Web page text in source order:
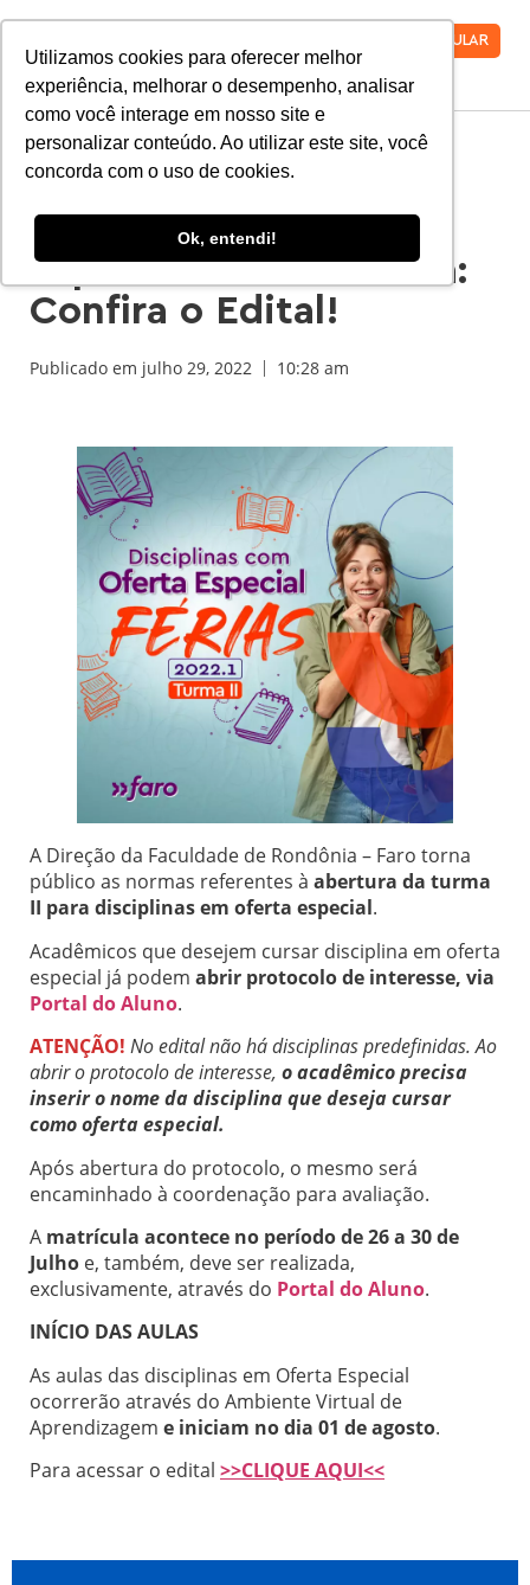
Utilizamos cookies para oferecer melhor
experiência, melhorar o desempenho, analisar
como você interage em nosso site e
personalizar conteúdo. Ao utilizar este site, você
concorda com o uso de cookies.
Ok, entendi!
VESTIBULAR
Disciplinas Online
Ganham Nova Oferta
Especial Sob Demanda:
Confira o Edital!
Publicado em julho 29, 2022 10:28 am
A Direção da Faculdade de Rondônia – Faro torna
público as normas referentes à abertura da turma
II para disciplinas em oferta especial.
Acadêmicos que desejem cursar disciplina em oferta
especial já podem abrir protocolo de interesse, via
Portal do Aluno.
ATENÇÃO! No edital não há disciplinas predefinidas. Ao
abrir o protocolo de interesse, o acadêmico precisa
inserir o nome da disciplina que deseja cursar
como oferta especial.
Após abertura do protocolo, o mesmo será
encaminhado à coordenação para avaliação.
A matrícula acontece no período de 26 a 30 de
Julho e, também, deve ser realizada,
exclusivamente, através do Portal do Aluno.
INÍCIO DAS AULAS
As aulas das disciplinas em Oferta Especial
ocorrerão através do Ambiente Virtual de
Aprendizagem e iniciam no dia 01 de agosto.
Para acessar o edital >>CLIQUE AQUI<<